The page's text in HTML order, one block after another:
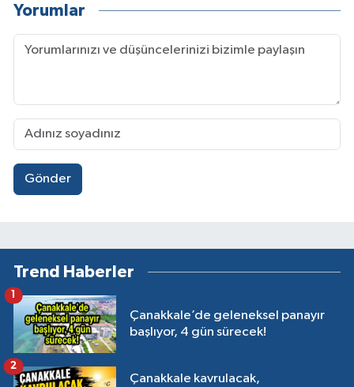
Yorumlar
Gönder
Trend Haberler
Çanakkale’de geleneksel panayır
başlıyor, 4 gün sürecek!
1
Çanakkale kavrulacak,
2